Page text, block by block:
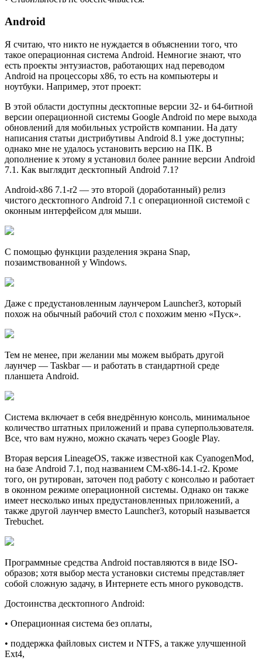
Android
Я считаю, что никто не нуждается в объяснении того, что
такое операционная система Android. Немногие знают, что
есть проекты энтузиастов, работающих над переводом
Android на процессоры х86, то есть на компьютеры и
ноутбуки. Например, этот проект:
В этой области доступны десктопные версии 32- и 64-битной
версии операционной системы Google Android по мере выхода
обновлений для мобильных устройств компании. На дату
написания статьи дистрибутивы Android 8.1 уже доступны;
однако мне не удалось установить версию на ПК. В
дополнение к этому я установил более ранние версии Android
7.1. Как выглядит десктопный Android 7.1?
Android-x86 7.1-r2 — это второй (доработанный) релиз
чистого десктопного Android 7.1 с операционной системой с
оконным интерфейсом для мыши.
С помощью функции разделения экрана Snap,
позaимствованной у Windows.
Даже с предустановленным лаунчером Launcher3, который
похож на обычный рабочий стол с похожим меню «Пуск».
Тем не менее, при жeлании мы можем выбрать другой
лаунчер — Taskbar — и работать в стандартной среде
планшета Android.
Система включает в себя внедрённую консоль, минимальное
количество штатных приложений и права суперпользователя.
Все, что вам нужно, можно скачать через Google Play.
Вторая версия LineageOS, также известной как CyanogenMod,
на базе Android 7.1, под названием CM-x86-14.1-r2. Кроме
того, он рутирован, заточен под работу с консолью и работает
в оконном режиме операционной системы. Однако он также
имеет несколько иных предустановленных приложений, а
также другой лаунчер вместо Launcher3, который называется
Trebuchet.
Программные средства Android поставляются в виде ISO-
образов; хотя выбор места установки системы представляет
собой сложную задачу, в Интернете есть много руководств.
Достоинства десктопного Android:
• Операционная система без оплаты,
• поддержка файловых систем и NTFS, а также улучшенной
Ext4,